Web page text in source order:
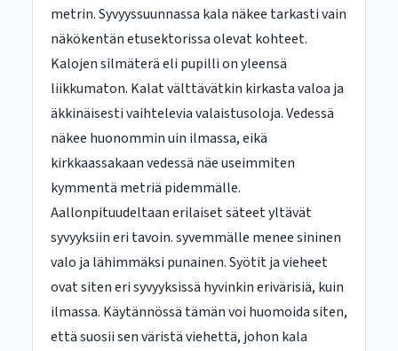
metrin. Syvyyssuunnassa kala näkee tarkasti vain
näkökentän etusektorissa olevat kohteet.
Kalojen silmäterä eli pupilli on yleensä
liikkumaton. Kalat välttävätkin kirkasta valoa ja
äkkinäisesti vaihtelevia valaistusoloja. Vedessä
näkee huonommin uin ilmassa, eikä
kirkkaassakaan vedessä näe useimmiten
kymmentä metriä pidemmälle.
Aallonpituudeltaan erilaiset säteet yltävät
syvyyksiin eri tavoin. syvemmälle menee sininen
valo ja lähimmäksi punainen. Syötit ja vieheet
ovat siten eri syvyyksissä hyvinkin erivärisiä, kuin
ilmassa. Käytännössä tämän voi huomoida siten,
että suosii sen väristä viehettä, johon kala